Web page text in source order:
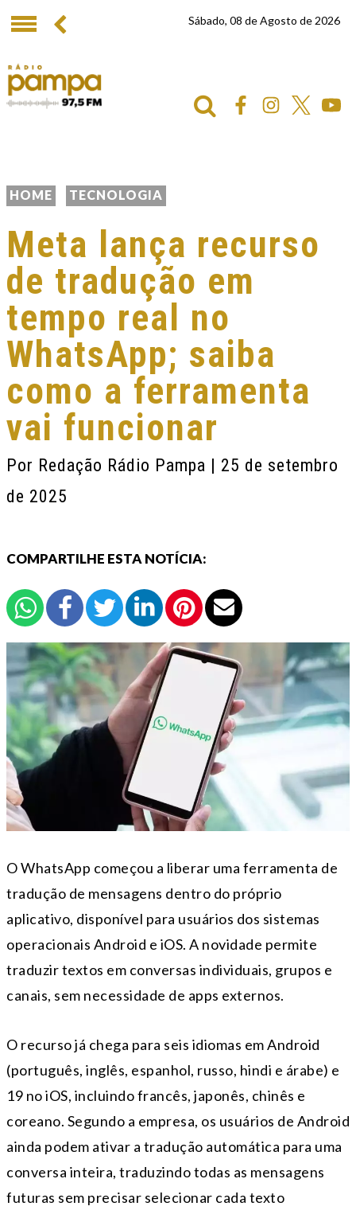
Sábado, 08 de Agosto de 2026
HOME TECNOLOGIA
Meta lança recurso
de tradução em
tempo real no
WhatsApp; saiba
como a ferramenta
vai funcionar
Por Redação Rádio Pampa | 25 de setembro
de 2025
COMPARTILHE ESTA NOTÍCIA:
O WhatsApp começou a liberar uma ferramenta de
tradução de mensagens dentro do próprio
aplicativo, disponível para usuários dos sistemas
operacionais Android e iOS. A novidade permite
traduzir textos em conversas individuais, grupos e
canais, sem necessidade de apps externos.
O recurso já chega para seis idiomas em Android
(português, inglês, espanhol, russo, hindi e árabe) e
19 no iOS, incluindo francês, japonês, chinês e
coreano. Segundo a empresa, os usuários de Android
ainda podem ativar a tradução automática para uma
conversa inteira, traduzindo todas as mensagens
futuras sem precisar selecionar cada texto